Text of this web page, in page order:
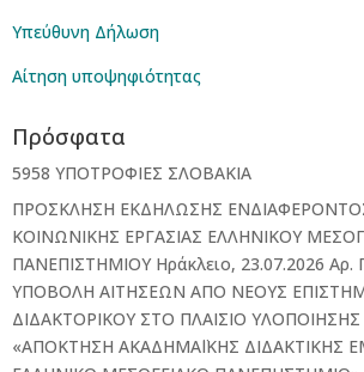
Υπεύθυνη Δήλωση
Αίτηση υποψηφιότητας
Πρόσφατα
5958 ΥΠΟΤΡΟΦΙΕΣ ΣΛΟΒΑΚΙΑ
ΠΡΟΣΚΛΗΣΗ ΕΚΔΗΛΩΣΗΣ
ΚΟΙΝΩΝΙΚΗΣ ΕΡΓΑΣΙΑΣ ΕΛΛΗΝΙΚΟΥ
ΠΑΝΕΠΙΣΤΗΜΙΟΥ Ηράκλειο, 23.07.2026 Αρ.
ΥΠΟΒΟΛΗ ΑΙΤΗΣΕΩΝ ΑΠΟ ΝΕΟΥΣ
ΔΙΔΑΚΤΟΡΙΚΟΥ ΣΤΟ ΠΛΑΙΣΙΟ
«ΑΠΟΚΤΗΣΗ ΑΚΑΔΗΜΑΪΚΗΣ ΔΙΔΑΚΤΙΚΗΣ